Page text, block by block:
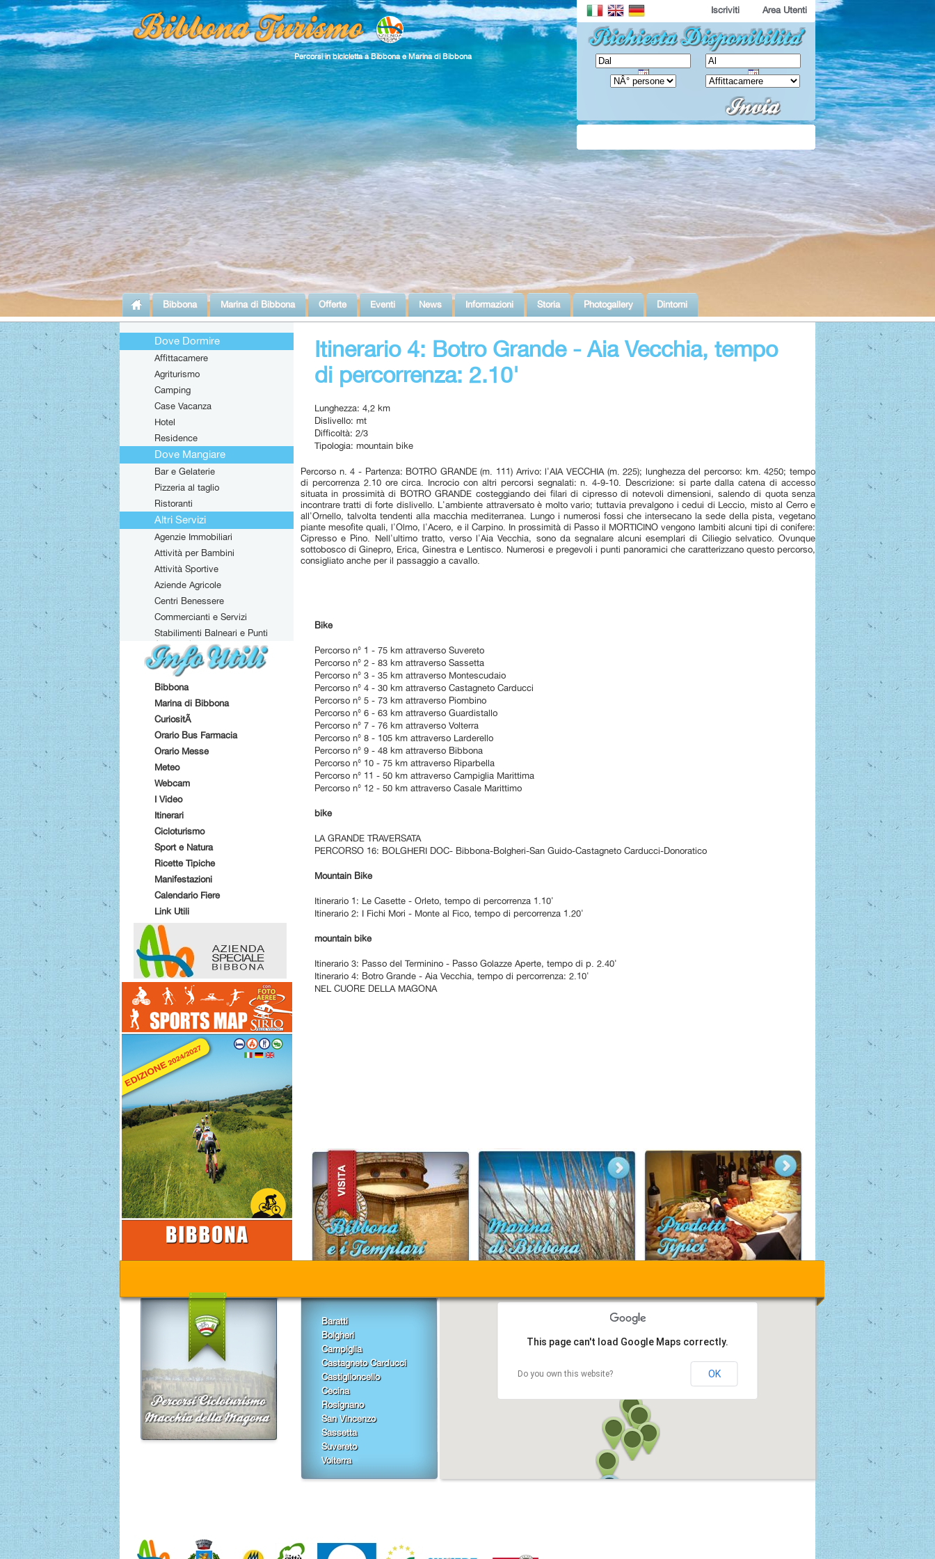
Percorsi in bicicletta a Bibbona e Marina di Bibbona
Iscriviti Area Utenti
Bibbona Marina di Bibbona Offerte Eventi News Informazioni Storia Photogallery Dintorni
Dove Dormire
Affittacamere
Agriturismo
Camping
Case Vacanza
Hotel
Residence
Dove Mangiare
Bar e Gelaterie
Pizzeria al taglio
Ristoranti
Altri Servizi
Agenzie Immobiliari
Attività per Bambini
Attività Sportive
Aziende Agricole
Centri Benessere
Commercianti e Servizi
Stabilimenti Balneari e Punti
Attrezzati
Bibbona
Marina di Bibbona
CuriositÃ
Orario Bus Farmacia
Orario Messe
Meteo
Webcam
I Video
Itinerari
Cicloturismo
Sport e Natura
Ricette Tipiche
Manifestazioni
Calendario Fiere
Link Utili
Itinerario 4: Botro Grande - Aia Vecchia, tempo
di percorrenza: 2.10'
Lunghezza: 4,2 km
Dislivello: mt
Difficoltà: 2/3
Tipologia: mountain bike
Percorso n. 4 - Partenza: BOTRO GRANDE (m. 111) Arrivo: l'AIA VECCHIA (m. 225); lunghezza del percorso: km. 4250; tempo
di percorrenza 2.10 ore circa. Incrocio con altri percorsi segnalati: n. 4-9-10. Descrizione: si parte dalla catena di accesso
situata in prossimità di BOTRO GRANDE costeggiando dei filari di cipresso di notevoli dimensioni, salendo di quota senza
incontrare tratti di forte dislivello. L'ambiente attraversato è molto vario; tuttavia prevalgono i cedui di Leccio, misto al Cerro e
all'Ornello, talvolta tendenti alla macchia mediterranea. Lungo i numerosi fossi che intersecano la sede della pista, vegetano
piante mesofite quali, l'Olmo, l'Acero, e il Carpino. In prossimità di Passo il MORTICINO vengono lambiti alcuni tipi di conifere:
Cipresso e Pino. Nell'ultimo tratto, verso l'Aia Vecchia, sono da segnalare alcuni esemplari di Ciliegio selvatico. Ovunque
sottobosco di Ginepro, Erica, Ginestra e Lentisco. Numerosi e pregevoli i punti panoramici che caratterizzano questo percorso,
consigliato anche per il passaggio a cavallo.
Bike
Percorso n° 1 - 75 km attraverso Suvereto
Percorso n° 2 - 83 km attraverso Sassetta
Percorso n° 3 - 35 km attraverso Montescudaio
Percorso n° 4 - 30 km attraverso Castagneto Carducci
Percorso n° 5 - 73 km attraverso Piombino
Percorso n° 6 - 63 km attraverso Guardistallo
Percorso n° 7 - 76 km attraverso Volterra
Percorso n° 8 - 105 km attraverso Larderello
Percorso n° 9 - 48 km attraverso Bibbona
Percorso n° 10 - 75 km attraverso Riparbella
Percorso n° 11 - 50 km attraverso Campiglia Marittima
Percorso n° 12 - 50 km attraverso Casale Marittimo
bike
LA GRANDE TRAVERSATA
PERCORSO 16: BOLGHERI DOC- Bibbona-Bolgheri-San Guido-Castagneto Carducci-Donoratico
Mountain Bike
Itinerario 1: Le Casette - Orleto, tempo di percorrenza 1.10'
Itinerario 2: I Fichi Mori - Monte al Fico, tempo di percorrenza 1.20'
mountain bike
Itinerario 3: Passo del Terminino - Passo Golazze Aperte, tempo di p. 2.40'
Itinerario 4: Botro Grande - Aia Vecchia, tempo di percorrenza: 2.10'
NEL CUORE DELLA MAGONA
Baratti
Bolgheri
Campiglia
Castagneto Carducci
Castiglioncello
Cecina
Rosignano
San Vincenzo
Sassetta
Suvereto
Volterra
This page can't load Google Maps correctly.
Do you own this website? OK